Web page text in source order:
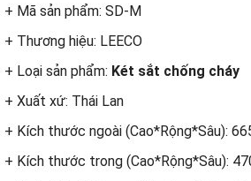
+ Mã sản phẩm: SD-M
+ Thương hiệu: LEECO
+ Loại sản phẩm: Két sắt chống cháy
+ Xuất xứ: Thái Lan
+ Kích thước ngoài (Cao*Rộng*Sâu):
+ Kích thước trong (Cao*Rộng*Sâu):